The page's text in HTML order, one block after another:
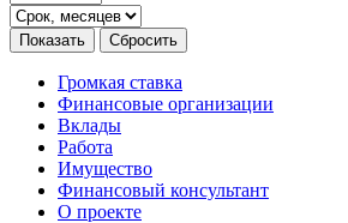
Громкая ставка
Финансовые организации
Вклады
Работа
Имущество
Финансовый консультант
О проекте